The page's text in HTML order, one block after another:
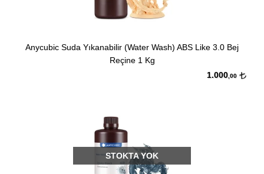
Anycubic Suda Yıkanabilir (Water Wash) ABS Like 3.0 Bej
Reçine 1 Kg
1.000 ,00
STOKTA YOK